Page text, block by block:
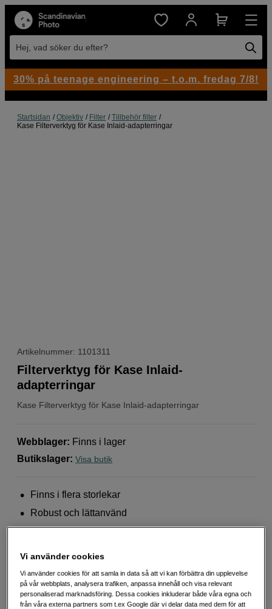
Hej, vad söker du efter?
Startsidan Objektiv Filter
Tillbehör filter
Kase Filterverktyg för Kase Inlaid-adapterringar
Artikelnummer: 1101311
Kase Filterverktyg för Kase Inlaid-adapterringar
Filterverktyg för Kase Inlaid-
adapterringar
Webblager: Finns i lager
Butikslager: Visa butik
Finns i flera storlekar
Robust och lättanvänd
Magnetiserad aluminium
Välj diameter
30% på teenage engineering – t.o.m. fredag 7/8!
Vi använder cookies
Vi använder cookies för att samla in data så att vi kan förbättra din upplevelse
på vår webbplats, analysera trafiken, anpassa innehåll och visa relevant
personaliserad marknadsföring. Dessa cookies inkluderar både våra egna och
från våra externa partners som t.ex Google där vi delar data med dem för att